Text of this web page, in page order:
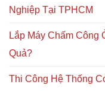
Nghiệp Tại TPHCM
Lắp Máy Chấm
Quả?
Thi Công Hệ Thống